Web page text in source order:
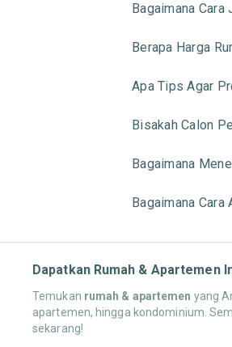
Bagaimana
Berapa Harga
Apa Tips Agar
Bisakah Calon
Bagaimana
Bagaimana
Dapatkan Rumah & Apartemen
Temukan rumah & apartemen yang
apartemen, hingga kondominium.
sekarang!